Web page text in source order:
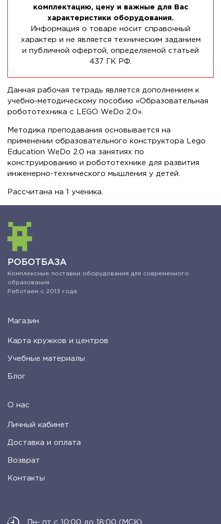
комплектацию, цену и важные для Вас
характеристики оборудования.
Информация о товаре носит справочный
характер и не является техническим заданием
и публичной офертой, определяемой статьей
437 ГК РФ.
Данная рабочая тетрадь является дополнением к
учебно-методическому пособию «Образовательная
робототехника с LEGO WeDo 2.0».
Методика преподавания основывается на
применении образовательного конструктора Lego
Education WeDo 2.0 на занятиях по
конструированию и робототехнике для развития
инженерно-технического мышления у детей.
Рассчитана на 1 ученика.
РОБОТБАЗА
Комплексные поставки оборудования для современного
образования
Работаем с 2013 года
Магазин
Карта кружков и центров
Учебные материалы
Блог
О нас
Личный кабинет
Доставка и оплата
Возврат
Контакты
Пн- пт с 10:00 до 18:00 (МСК)